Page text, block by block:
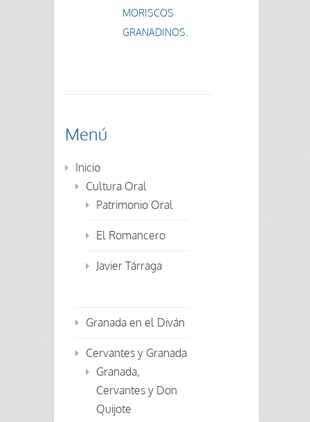
MORISCOS
GRANADINOS
Menú
Inicio
Cultura Oral
Patrimonio Oral
El Romancero
Javier Tárraga
Granada en el Diván
Cervantes y Granada
Granada,
Cervantes y Don
Quijote